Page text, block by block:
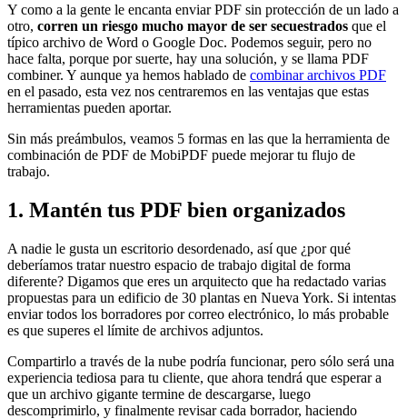
Y como a la gente le encanta enviar PDF sin protección de un lado a
otro, corren un riesgo mucho mayor de ser secuestrados que el
típico archivo de Word o Google Doc. Podemos seguir, pero no
hace falta, porque por suerte, hay una solución, y se llama PDF
combiner. Y aunque ya hemos hablado de combinar archivos PDF
en el pasado, esta vez nos centraremos en las ventajas que estas
herramientas pueden aportar.
Sin más preámbulos, veamos 5 formas en las que la herramienta de
combinación de PDF de MobiPDF puede mejorar tu flujo de
trabajo.
1. Mantén tus PDF bien organizados
A nadie le gusta un escritorio desordenado, así que ¿por qué
deberíamos tratar nuestro espacio de trabajo digital de forma
diferente? Digamos que eres un arquitecto que ha redactado varias
propuestas para un edificio de 30 plantas en Nueva York. Si intentas
enviar todos los borradores por correo electrónico, lo más probable
es que superes el límite de archivos adjuntos.
Compartirlo a través de la nube podría funcionar, pero sólo será una
experiencia tediosa para tu cliente, que ahora tendrá que esperar a
que un archivo gigante termine de descargarse, luego
descomprimirlo, y finalmente revisar cada borrador, haciendo